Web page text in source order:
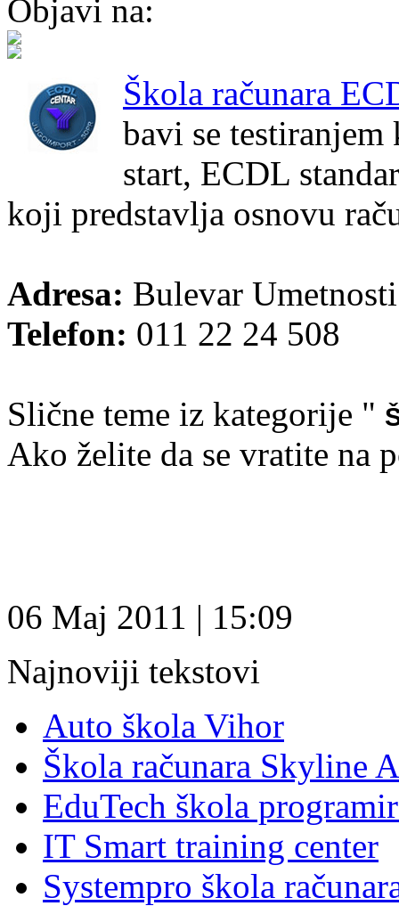
Objavi na:
Škola računara
bavi se
start, ECDL
koji predstavlja osnovu
Adresa: Bulevar
Telefon: 011 22 24 508
Slične teme iz kategorije "
Ako želite da se vratite na
06 Maj 2011 | 15:09
Najnoviji tekstovi
Auto škola Vihor
Škola računara Skyline
EduTech škola
IT Smart training center
Systempro škola